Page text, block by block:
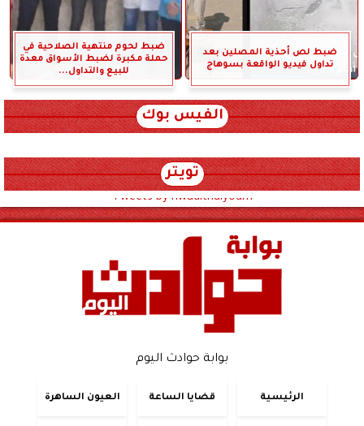
ضبط لص أحذية المصلين بعد
تداول فيديو الواقعة بسوهاج
ضبط لحوم منتهية الصلاحية في
حملة مكبرة لضبط الأسواق معدة
للبيع والتداول...
الفيس بوك
تويتر
Tweets by hwadithalyoum
بوابة حوادث اليوم
الرئيسية قضايا الساعة العيون الساهرة